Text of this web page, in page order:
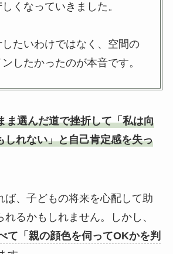
くなっていきました。
たいわけではなく、空間の
したかったのが本音です。
ま選んだ道で挫折して「私は向
しれない」と自己肯定感を失っ
ば、子どもの将来を心配して助
るかもしれません。しかし、
て「親の顔色を伺ってOKかを判